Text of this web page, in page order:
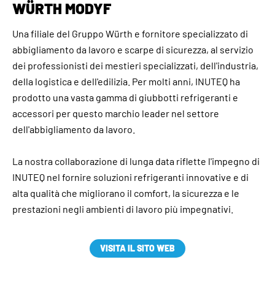
WÜRTH MODYF
Una filiale del Gruppo Würth e fornitore specializzato di
abbigliamento da lavoro e scarpe di sicurezza, al servizio
dei professionisti dei mestieri specializzati, dell'industria,
della logistica e dell'edilizia. Per molti anni, INUTEQ ha
prodotto una vasta gamma di giubbotti refrigeranti e
accessori per questo marchio leader nel settore
dell'abbigliamento da lavoro.
La nostra collaborazione di lunga data riflette l'impegno di
INUTEQ nel fornire soluzioni refrigeranti innovative e di
alta qualità che migliorano il comfort, la sicurezza e le
prestazioni negli ambienti di lavoro più impegnativi.
VISITA IL SITO WEB